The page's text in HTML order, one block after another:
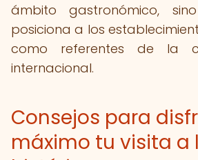
ámbito gastronómico,
posiciona a los
como referentes de la
internacional.
Consejos para
máximo tu visita a